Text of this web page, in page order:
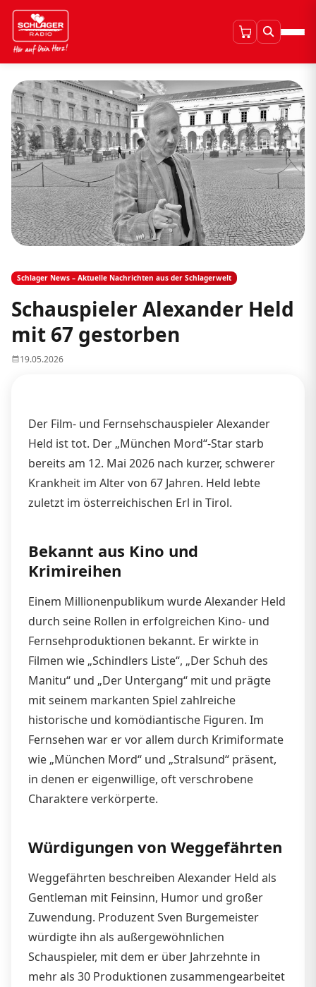
Schlager News – Aktuelle Nachrichten aus der Schlagerwelt
Schauspieler Alexander Held
mit 67 gestorben
19.05.2026
Der Film- und Fernsehschauspieler Alexander
Held ist tot. Der „München Mord“-Star starb
bereits am 12. Mai 2026 nach kurzer, schwerer
Krankheit im Alter von 67 Jahren. Held lebte
zuletzt im österreichischen Erl in Tirol.
Bekannt aus Kino und
Krimireihen
Einem Millionenpublikum wurde Alexander Held
durch seine Rollen in erfolgreichen Kino- und
Fernsehproduktionen bekannt. Er wirkte in
Filmen wie „Schindlers Liste“, „Der Schuh des
Manitu“ und „Der Untergang“ mit und prägte
mit seinem markanten Spiel zahlreiche
historische und komödiantische Figuren. Im
Fernsehen war er vor allem durch Krimiformate
wie „München Mord“ und „Stralsund“ präsent,
in denen er eigenwillige, oft verschrobene
Charaktere verkörperte.
Würdigungen von Weggefährten
Weggefährten beschreiben Alexander Held als
Gentleman mit Feinsinn, Humor und großer
Zuwendung. Produzent Sven Burgemeister
würdigte ihn als außergewöhnlichen
Schauspieler, mit dem er über Jahrzehnte in
mehr als 30 Produktionen zusammengearbeitet